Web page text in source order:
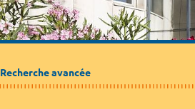
Recherche avancée